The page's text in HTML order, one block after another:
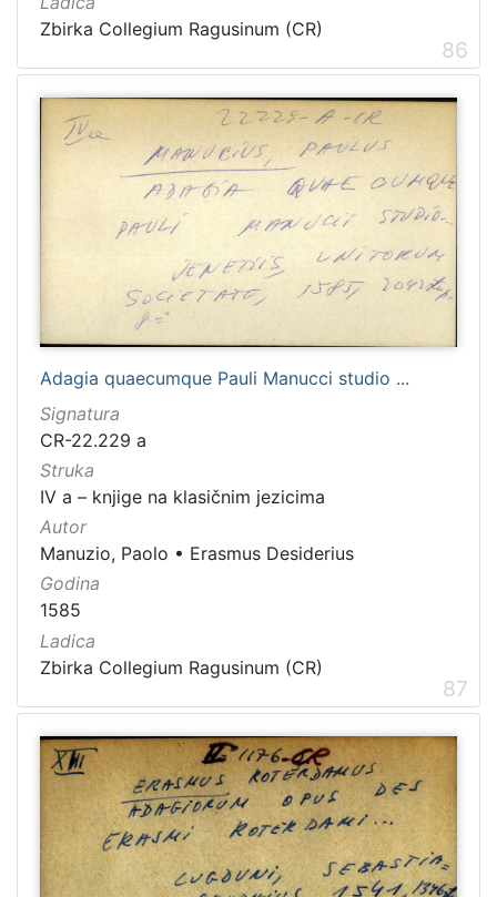
Zbirka Collegium Ragusinum (CR)
86
Adagia quaecumque Pauli Manucci studio ...
Signatura
CR-22.229 a
Struka
IV a – knjige na klasičnim jezicima
Autor
Manuzio, Paolo • Erasmus Desiderius
Godina
1585
Ladica
Zbirka Collegium Ragusinum (CR)
87